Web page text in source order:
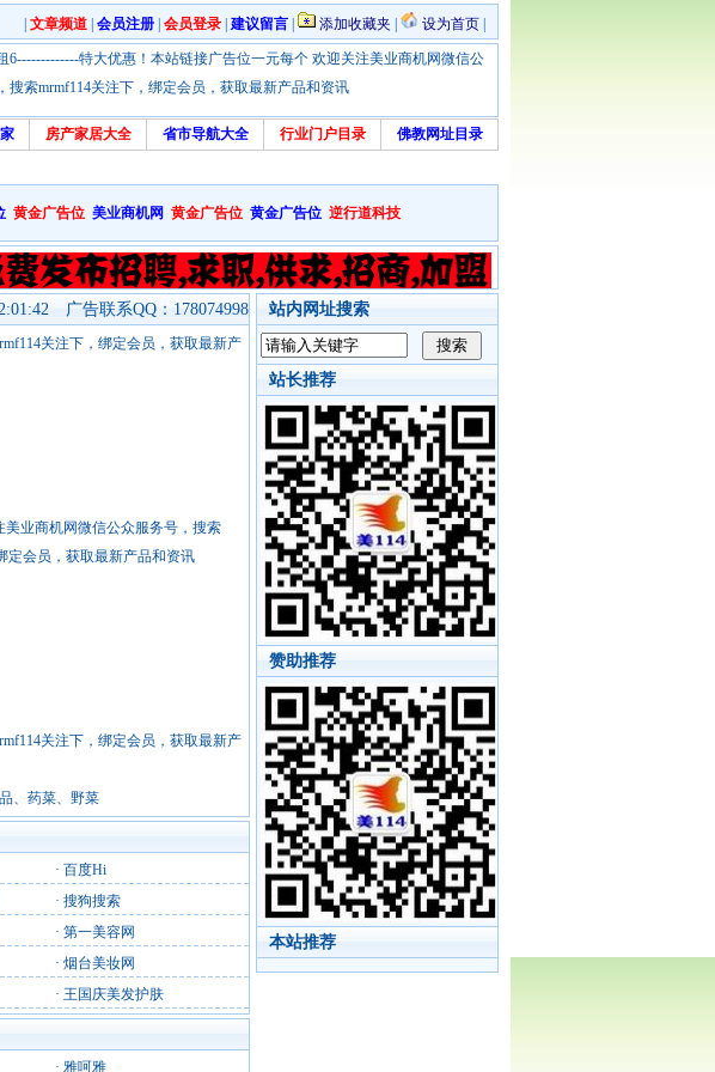
文章频道 会员注册 会员登录 建议留言 添加收藏夹 设为首页
6-------------特大优惠！本站链接广告位一元每个 欢迎关注美业商机网微信公
搜索mrmf114关注下，绑定会员，获取最新产品和资讯
房产家居大全 省市导航大全 行业门户目录 佛教网址目录
黄金广告位 美业商机网 黄金广告位 黄金广告位 逆行道科技
站内网址搜索
站长推荐
赞助推荐
本站推荐
广告联系QQ：178074998
关注下，绑定会员，获取最新产
美业商机网微信公众服务号，搜索
定会员，获取最新产品和资讯
关注下，绑定会员，获取最新产
、药菜、野菜
· 百度Hi
· 搜狗搜索
· 第一美容网
· 烟台美妆网
· 王国庆美发护肤
· 雅呵雅